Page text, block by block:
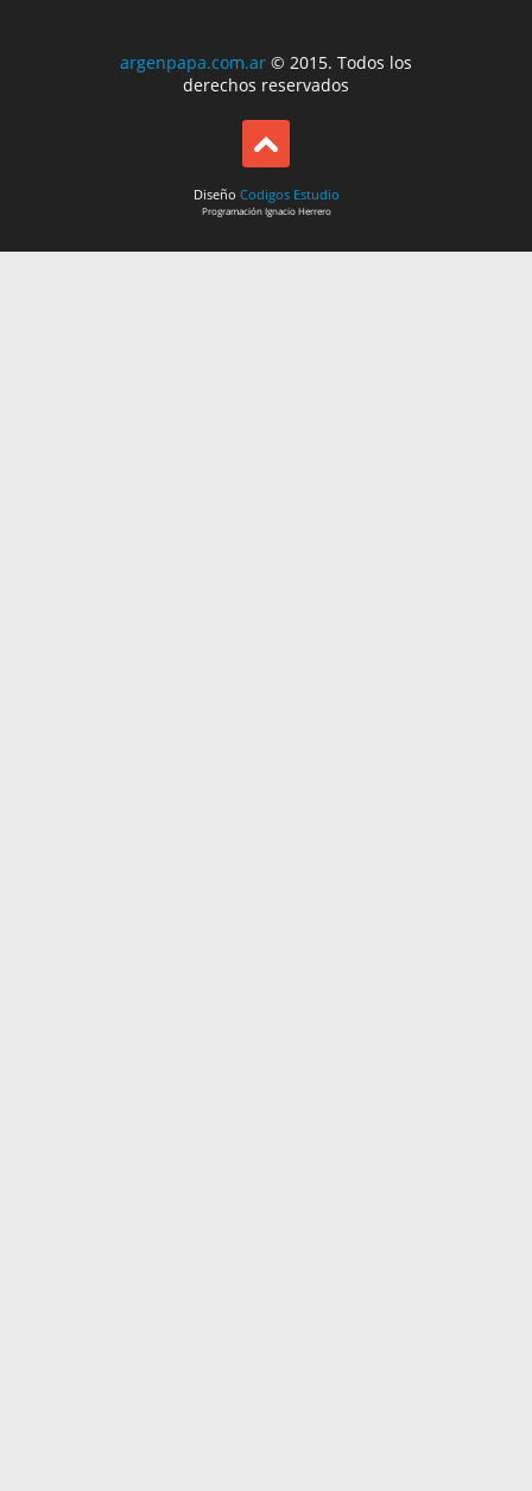
argenpapa.com.ar © 2015. Todos los
derechos reservados
Diseño Codigos Estudio
ProgramaciónIgnacio Herrero